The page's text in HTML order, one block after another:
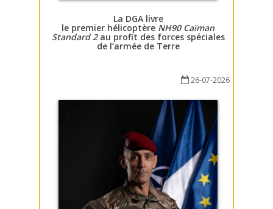
La DGA livre
le premier hélicoptère NH90 Caïman
Standard 2au profit des forces spéciales
de l’armée de Terre
26-07-2026